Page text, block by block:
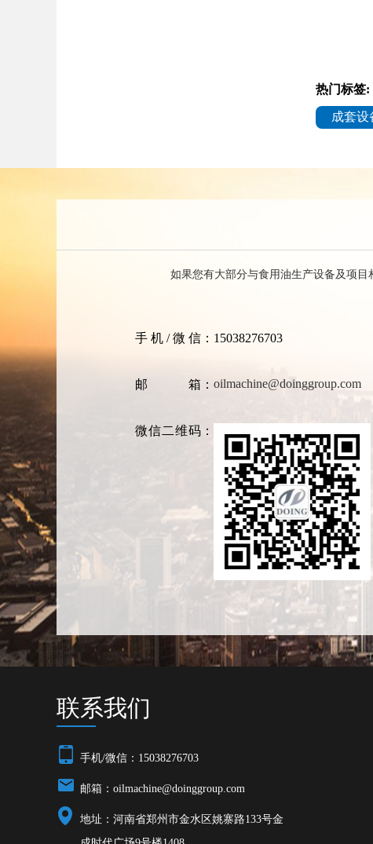
热门标签:
成套设
如果您有大部分与食用油生产设备及项
手机/微信 ：15038276703
邮箱 ： oilmachine@doinggroup.com
微信二维码 ：
联系我们
手机/微信：15038276703
邮箱： oilmachine@doinggroup.com
地址：河南省郑州市金水区姚寨路133号金